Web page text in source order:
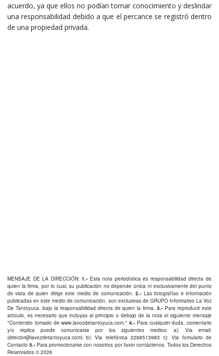
acuerdo, ya que ellos no podían tomar conocimiento y deslindar
una responsabilidad debido a que el percance se registró dentro
de una propiedad privada.
MENSAJE DE LA DIRECCIÓN:1.- Esta nota periodística es responsabilidad directa de
quien la firma, por lo cual, su publicación no depende única ni exclusivamente del punto
de vista de quien dirige este medio de comunicación.2.- Las fotografías e información
publicadas en este medio de comunicación, son exclusivas de GRUPO Informativo La Voz
De Tantoyuca, bajo la responsabilidad directa de quien la firma.3.- Para reproducir este
artículo, es necesario que incluyas al principio o debajo de la nota el siguiente mensaje
"Contenido tomado dewww.lavozdetantoyuca.com ." 4.- Para cualquier duda, comentario
y/o replica puede comunicarse por los siguientes medios: a): Via email:
(director@lavozdetantoyuca.com) b): Via telefónica 2288513983 c): Via fomulario de
Contacto 5.- Para promocionarse con nosotros por favorcontáctenos. Todos los Derechos
Reservados © 2026